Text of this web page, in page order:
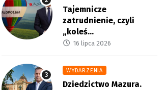
Tajemnicze
zatrudnienie, czyli
„koleś...
16 lipca 2026
WYDARZENIA
Dziedzictwo Mazura.